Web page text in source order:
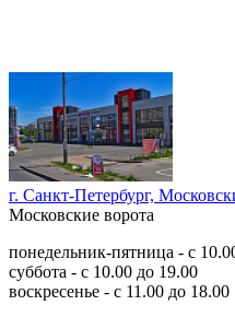
г. Санкт-Петербург,
Московские ворота
понедельник-пятница - с
суббота - с 10.00 до 19.00
воскресенье - с 11.00 до 18.00